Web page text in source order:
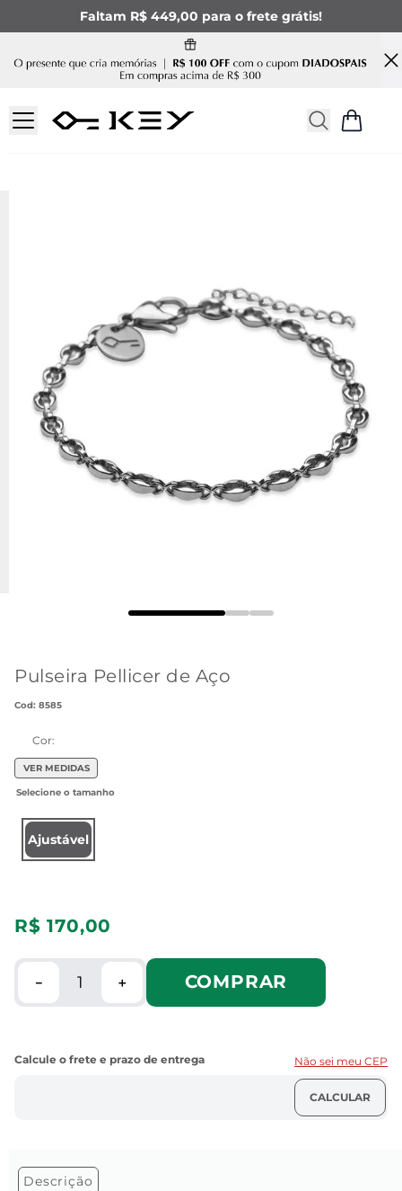
Faltam R$ 449,00 para o frete grátis!
Pulseira Pellicer de Aço
: 8585
Cor:
VER MEDIDAS
Ajustável
R$ 170,00
＋
－ COMPRAR
Não sei meu CEP
Descrição